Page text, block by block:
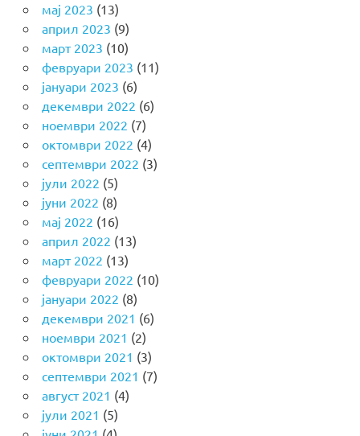
мај 2023 (13)
април 2023 (9)
март 2023 (10)
февруари 2023 (11)
јануари 2023 (6)
декември 2022 (6)
ноември 2022 (7)
октомври 2022 (4)
септември 2022 (3)
јули 2022 (5)
јуни 2022 (8)
мај 2022 (16)
април 2022 (13)
март 2022 (13)
февруари 2022 (10)
јануари 2022 (8)
декември 2021 (6)
ноември 2021 (2)
октомври 2021 (3)
септември 2021 (7)
август 2021 (4)
јули 2021 (5)